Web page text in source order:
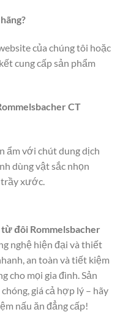
của chúng tôi hoặc
cung cấp sản phẩm
CT
ẩm với chút dung dịch
dùng vật sắc nhọn
xước.
từ đôi Rommelsbacher
nghệ hiện đại và thiết
an toàn và tiết kiệm
cho mọi gia đình. Sản
giá cả hợp lý – hãy
nấu ăn đẳng cấp!